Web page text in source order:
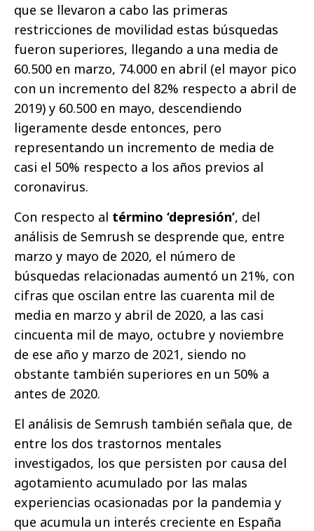
que se llevaron a cabo las primeras
restricciones de movilidad estas búsquedas
fueron superiores, llegando a una media de
60.500 en marzo, 74.000 en abril (el mayor pico
con un incremento del 82% respecto a abril de
2019) y 60.500 en mayo, descendiendo
ligeramente desde entonces, pero
representando un incremento de media de
casi el 50% respecto a los años previos al
coronavirus.
Con respecto al término ‘depresión’, del
análisis de Semrush se desprende que, entre
marzo y mayo de 2020, el número de
búsquedas relacionadas aumentó un 21%, con
cifras que oscilan entre las cuarenta mil de
media en marzo y abril de 2020, a las casi
cincuenta mil de mayo, octubre y noviembre
de ese año y marzo de 2021, siendo no
obstante también superiores en un 50% a
antes de 2020.
El análisis de Semrush también señala que, de
entre los dos trastornos mentales
investigados, los que persisten por causa del
agotamiento acumulado por las malas
experiencias ocasionadas por la pandemia y
que acumula un interés creciente en España